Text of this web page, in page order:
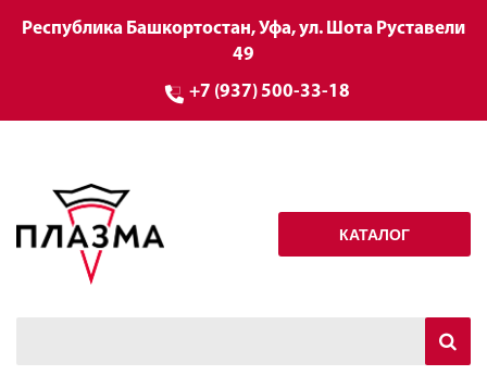
Республика Башкортостан, Уфа, ул. Шота Руставели
49
+7 (937) 500-33-18
КАТАЛОГ